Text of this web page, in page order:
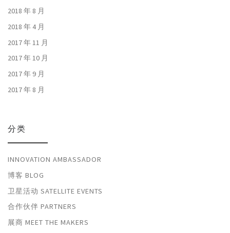
2018 年 8 月
2018 年 4 月
2017 年 11 月
2017 年 10 月
2017 年 9 月
2017 年 8 月
分类
INNOVATION AMBASSADOR
博客 BLOG
卫星活动 SATELLITE EVENTS
合作伙伴 PARTNERS
展商 MEET THE MAKERS